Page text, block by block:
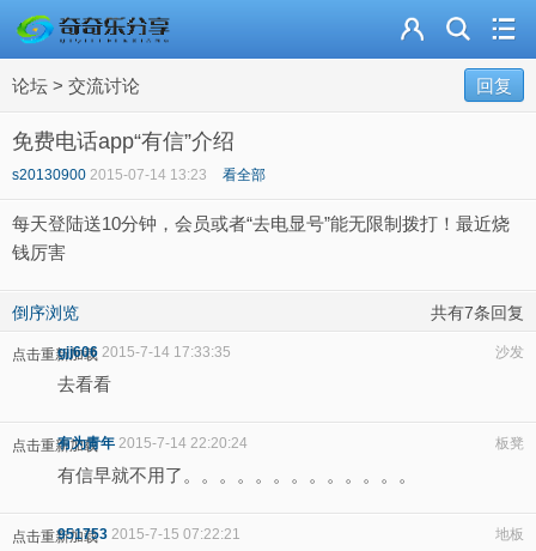
论坛 > 交流讨论 回复
免费电话app“有信”介绍
s20130900 2015-07-14 13:23 看全部
每天登陆送10分钟，会员或者“去电显号”能无限制拨打！最近烧
钱厉害
倒序浏览 共有7条回复
点击重新加载 沙发
gjj606 2015-7-14 17:33:35
去看看
点击重新加载 板凳
有为青年 2015-7-14 22:20:24
有信早就不用了。。。。。。。。。。。。。
点击重新加载 地板
951753 2015-7-15 07:22:21
流量卡